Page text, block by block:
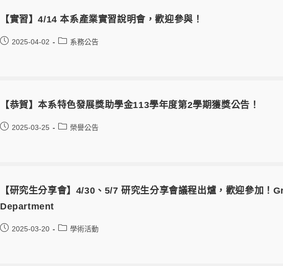
【實習】4/14 本系產業實習說明會，歡迎參與！
2025-04-02 系務公告
【恭賀】本系特色發展獎助學金113學年度第2學期獲獎公告！
2025-03-25 榮譽公告
【研究生分享會】4/30、5/7 研究生分享會議程出爐，歡迎參加
Department
2025-03-20 學術活動